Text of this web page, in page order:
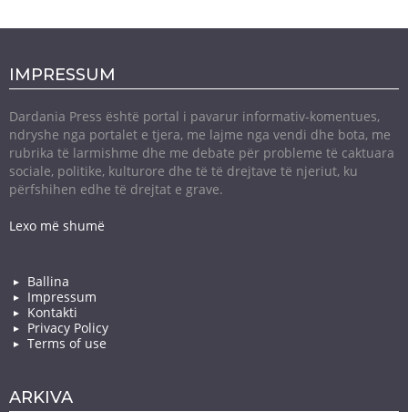
IMPRESSUM
Dardania Press është portal i pavarur informativ-komentues,
ndryshe nga portalet e tjera, me lajme nga vendi dhe bota, me
rubrika të larmishme dhe me debate për probleme të caktuara
sociale, politike, kulturore dhe të të drejtave të njeriut, ku
përfshihen edhe të drejtat e grave.
Lexo më shumë
Ballina
Impressum
Kontakti
Privacy Policy
Terms of use
ARKIVA